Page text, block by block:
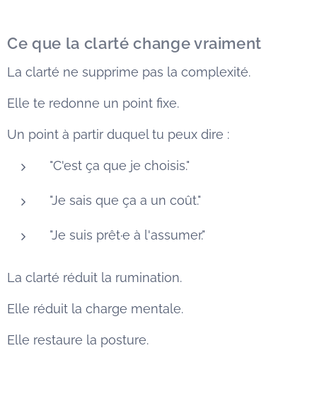
Ce que la clarté change vraiment
La clarté ne supprime pas la complexité.
Elle te redonne un point fixe.
Un point à partir duquel tu peux dire :
"C'est ça que je choisis."
"Je sais que ça a un coût."
"Je suis prêt·e à l'assumer."
La clarté réduit la rumination.
Elle réduit la charge mentale.
Elle restaure la posture.